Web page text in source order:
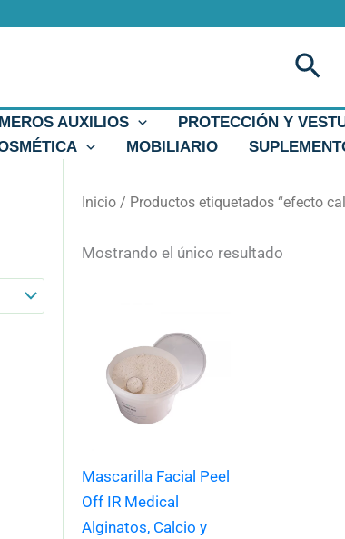
AUXILIOS PROTECCIÓN Y
MOBILIARIO
Inicio / Productos etiquetados “efecto
Mostrando el único resultado
Mascarilla Facial Peel
Off IR Medical
Alginatos, Calcio y